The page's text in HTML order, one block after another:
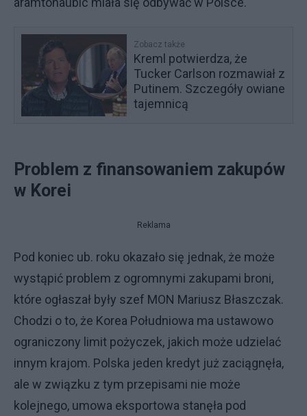
Zobacz także
Kreml potwierdza, że
Tucker Carlson rozmawiał z
Putinem. Szczegóły owiane
tajemnicą
Problem z finansowaniem zakupów
w Korei
Reklama
Pod koniec ub. roku okazało się jednak, że może
wystąpić problem z ogromnymi zakupami broni,
które ogłaszał były szef MON Mariusz Błaszczak.
Chodzi o to, że Korea Południowa ma ustawowo
ograniczony limit pożyczek, jakich może udzielać
innym krajom. Polska jeden kredyt już zaciągnęła,
ale w związku z tym przepisami nie może
kolejnego, umowa eksportowa stanęła pod